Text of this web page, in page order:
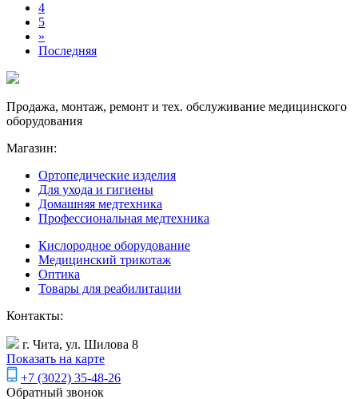
4
5
»
Последняя
Продажа, монтаж, ремонт и тех. обслуживание медицинского
оборудования
Магазин:
Ортопедические изделия
Для ухода и гигиены
Домашняя медтехника
Профессиональная медтехника
Кислородное оборудование
Медицинский трикотаж
Оптика
Товары для реабилитации
Контакты:
г. Чита, ул. Шилова 8
Показать на карте
+7 (3022) 35-48-26
Обратный звонок